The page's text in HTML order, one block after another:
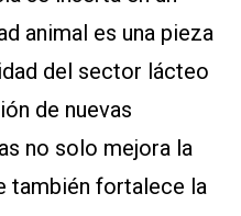
animal es una pieza
del sector lácteo
de nuevas
no solo mejora la
también fortalece la